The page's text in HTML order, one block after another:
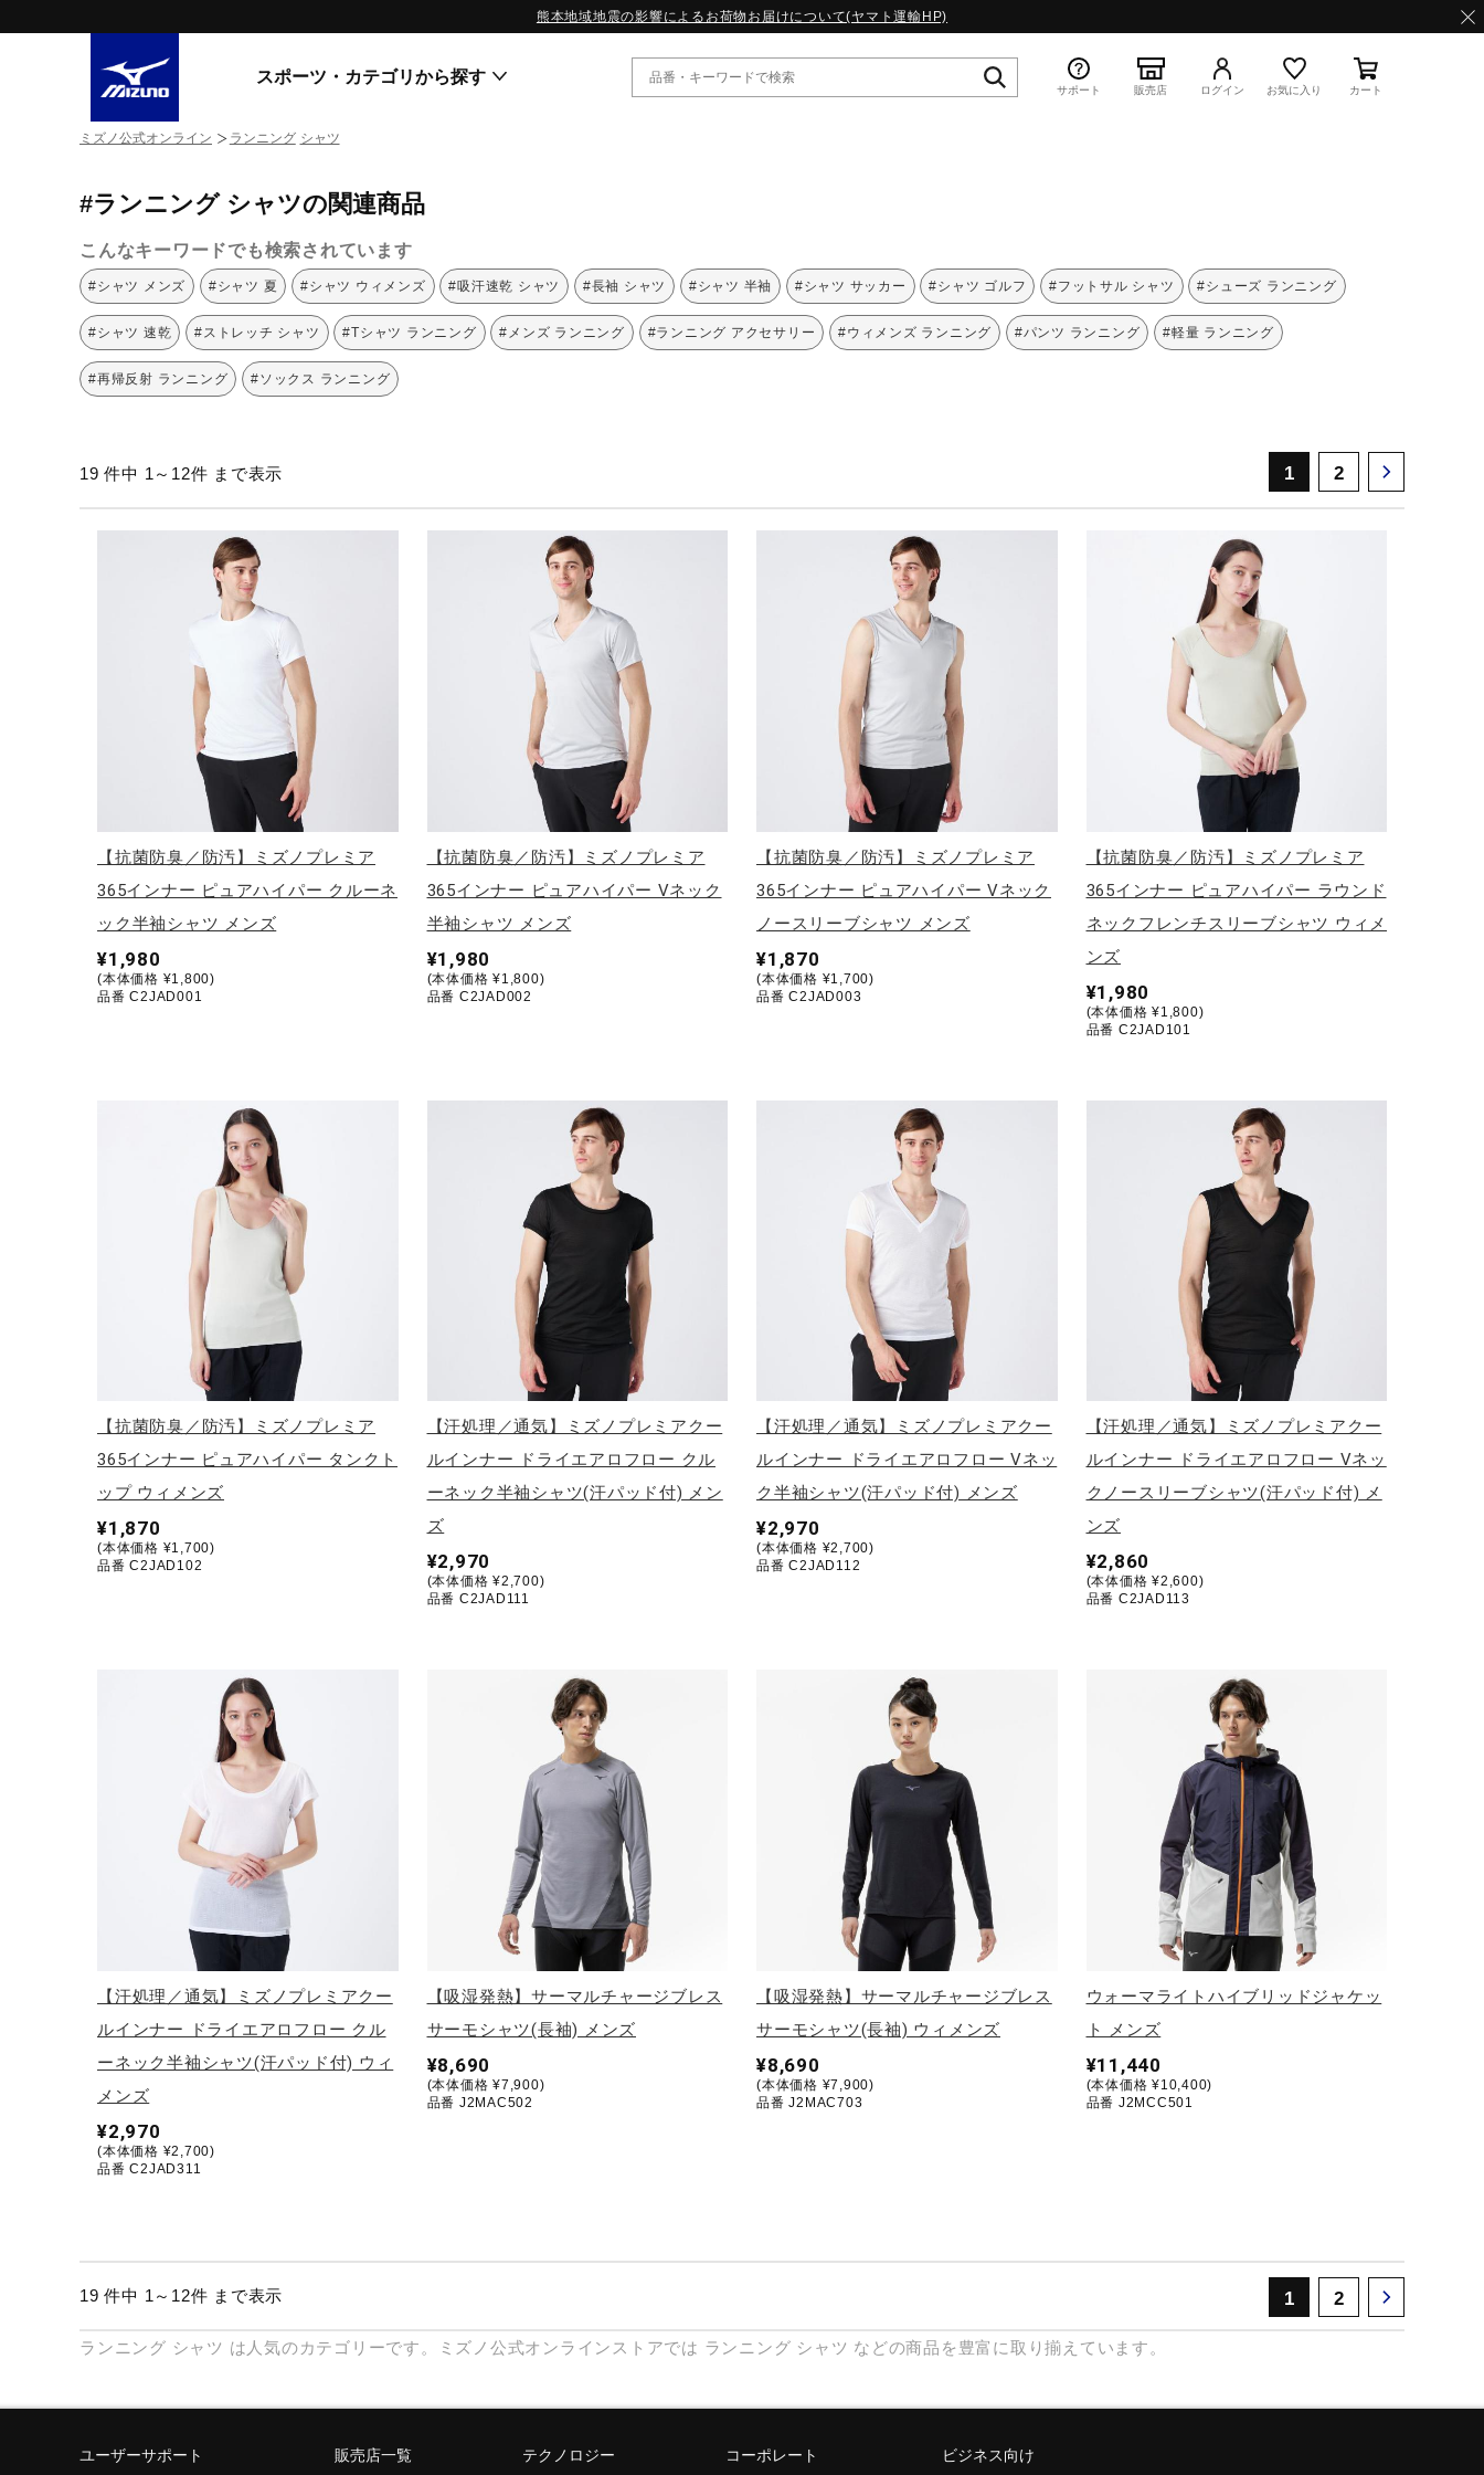
熊本地域地震の影響によるお荷物お届けについて(ヤマト運輸HP)
スポーツ・カテゴリから探す
ライフスタイルウエア
ランニング
サッカー／フットサル
トレーニング
野球
バレーボール
ウィンタースポーツ
ライフスタイルグッズ
インナー
寝具／ミズノスリープ
アウトドア／レイン
コラボ／ライセンス
WAVE PROPHECY
MORELIA LS
WAVE RIDER
MXR
ゴアテックス
コラボレーション
その他シリーズ
W.PROPHECY1｜特集
WP MAGIC MITA｜特集
WP STRAP｜特集
スペシャルカラーパック｜特集
サポート 販売店 ログイン お気に入り カート
ミズノ公式オンライン ランニング シャツ
#ランニング シャツの関連商品
こんなキーワードでも検索されています
#シャツ メンズ #シャツ 夏 #シャツ ウィメンズ #吸汗速乾 シャツ #長袖 シャツ #シャツ 半袖 #シャツ サッカー #シャツ ゴルフ #フットサル シャツ #シューズ ランニング
#シャツ 速乾 #ストレッチ シャツ #Tシャツ ランニング #メンズ ランニング #ランニング アクセサリー #ウィメンズ ランニング #パンツ ランニング #軽量 ランニング
#再帰反射 ランニング #ソックス ランニング
19 件中 1～12件 まで表示 1 2
【抗菌防臭／防汚】ミズノプレミア
365インナー ピュアハイパー クルーネ
ック半袖シャツ メンズ
¥1,980
(本体価格 ¥1,800)
品番 C2JAD001
【抗菌防臭／防汚】ミズノプレミア
365インナー ピュアハイパー Vネック
半袖シャツ メンズ
¥1,980
(本体価格 ¥1,800)
品番 C2JAD002
【抗菌防臭／防汚】ミズノプレミア
365インナー ピュアハイパー Vネック
ノースリーブシャツ メンズ
¥1,870
(本体価格 ¥1,700)
品番 C2JAD003
【抗菌防臭／防汚】ミズノプレミア
365インナー ピュアハイパー ラウンド
ネックフレンチスリーブシャツ ウィメ
ンズ
¥1,980
(本体価格 ¥1,800)
品番 C2JAD101
【抗菌防臭／防汚】ミズノプレミア
365インナー ピュアハイパー タンクト
ップ ウィメンズ
¥1,870
(本体価格 ¥1,700)
品番 C2JAD102
【汗処理／通気】ミズノプレミアクー
ルインナー ドライエアロフロー クル
ーネック半袖シャツ(汗パッド付) メン
ズ
¥2,970
(本体価格 ¥2,700)
品番 C2JAD111
【汗処理／通気】ミズノプレミアクー
ルインナー ドライエアロフロー Vネッ
ク半袖シャツ(汗パッド付) メンズ
¥2,970
(本体価格 ¥2,700)
品番 C2JAD112
【汗処理／通気】ミズノプレミアクー
ルインナー ドライエアロフロー Vネッ
クノースリーブシャツ(汗パッド付) メ
ンズ
¥2,860
(本体価格 ¥2,600)
品番 C2JAD113
【汗処理／通気】ミズノプレミアクー
ルインナー ドライエアロフロー クル
ーネック半袖シャツ(汗パッド付) ウィ
メンズ
¥2,970
(本体価格 ¥2,700)
品番 C2JAD311
【吸湿発熱】サーマルチャージブレス
サーモシャツ(長袖) メンズ
¥8,690
(本体価格 ¥7,900)
品番 J2MAC502
【吸湿発熱】サーマルチャージブレス
サーモシャツ(長袖) ウィメンズ
¥8,690
(本体価格 ¥7,900)
品番 J2MAC703
ウォーマライトハイブリッドジャケッ
ト メンズ
¥11,440
(本体価格 ¥10,400)
品番 J2MCC501
19 件中 1～12件 まで表示 1 2
ランニング シャツ は人気のカテゴリーです。ミズノ公式オンラインストアでは ランニング シャツ などの商品を豊富に取り揃えています。
ユーザーサポート 販売店一覧 テクノロジー コーポレート ビジネス向け